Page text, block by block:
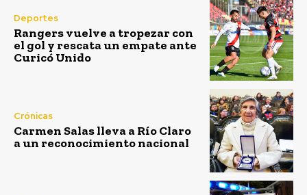
Deportes
Rangers vuelve a tropezar con
el gol y rescata un empate ante
Curicó Unido
Crónicas
Carmen Salas lleva a Río Claro
a un reconocimiento nacional